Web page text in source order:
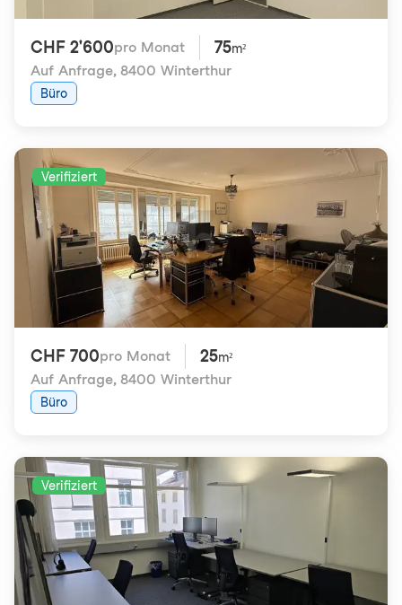
CHF 2'600pro Monat 75m²
Auf Anfrage, 8400 Winterthur
Büro
Verifiziert
CHF 700pro Monat 25m²
Auf Anfrage, 8400 Winterthur
Büro
Verifiziert